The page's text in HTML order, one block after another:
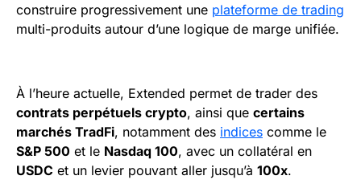
construire progressivement une plateforme de trading
multi-produits autour d’une logique de marge unifiée.
À l’heure actuelle, Extended permet de trader des
contrats perpétuels crypto, ainsi que certains
marchés TradFi, notamment des indices comme le
S&P 500 et le Nasdaq 100, avec un collatéral en
USDC et un levier pouvant aller jusqu’à 100x.